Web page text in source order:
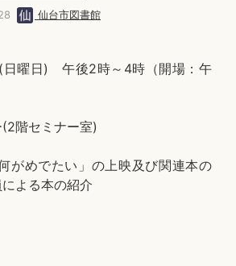
仙台市図書館
日曜日) 午後2時～4時（開場：午
階セミナー室)
がめでたい」の上映及び関連本の
よる本の紹介